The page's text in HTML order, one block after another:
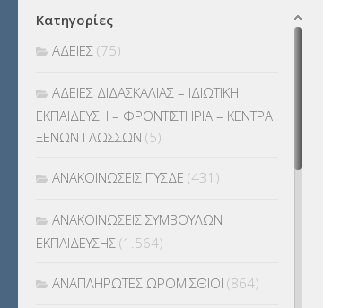
Κατηγορίες
ΑΔΕΙΕΣ (75)
ΑΔΕΙΕΣ ΔΙΔΑΣΚΑΛΙΑΣ – ΙΔΙΩΤΙΚΗ
ΕΚΠΑΙΔΕΥΣΗ – ΦΡΟΝΤΙΣΤΗΡΙΑ – ΚΕΝΤΡΑ
ΞΕΝΩΝ ΓΛΩΣΣΩΝ (5)
ΑΝΑΚΟΙΝΩΣΕΙΣ ΠΥΣΔΕ (431)
ΑΝΑΚΟΙΝΩΣΕΙΣ ΣΥΜΒΟΥΛΩΝ
ΕΚΠΑΙΔΕΥΣΗΣ (1.564)
ΑΝΑΠΛΗΡΩΤΕΣ ΩΡΟΜΙΣΘΙΟΙ (864)